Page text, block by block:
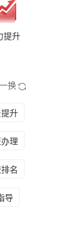
提升
换
升
理
名
导